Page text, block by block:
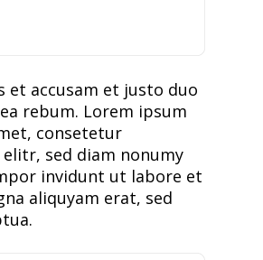
et accusam et justo duo
rebum. Lorem ipsum
consetetur
sed diam nonumy
invidunt ut labore et
aliquyam erat, sed